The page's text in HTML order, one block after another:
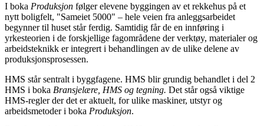
I boka Produksjon følger elevene byggingen av et rekkehus på et
nytt boligfelt, "Sameiet 5000" – hele veien fra anleggsarbeidet
begynner til huset står ferdig. Samtidig får de en innføring i
yrkesteorien i de forskjellige fagområdene der verktøy, materialer og
arbeidsteknikk er integrert i behandlingen av de ulike delene av
produksjonsprosessen.
HMS står sentralt i byggfagene. HMS blir grundig behandlet i del 2
HMS i boka Bransjelære, HMS og tegning. Det står også viktige
HMS-regler der det er aktuelt, for ulike maskiner, utstyr og
arbeidsmetoder i boka Produksjon.